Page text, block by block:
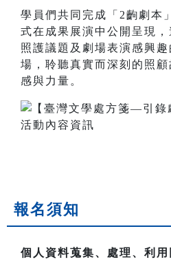
學員們共同完成「2齣劇本
式在成果展演中公開呈現，
照護議題及劇場表演感興
場，聆聽真實而深刻的照
感與力量。
報名須知
個人資料蒐集、處理、利用